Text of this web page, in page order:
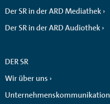
Der SR in der ARD Mediathek
Der SR in der ARD Audiothek
DER SR
Wir über uns
Unternehmenskommunikation